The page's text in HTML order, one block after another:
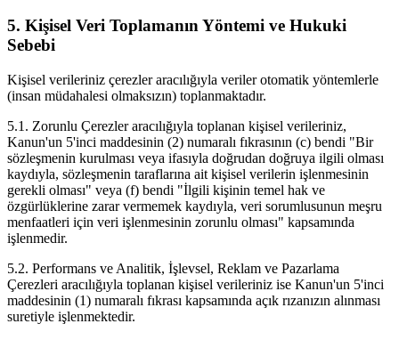
5. Kişisel Veri Toplamanın Yöntemi ve Hukuki
Sebebi
Kişisel verileriniz çerezler aracılığıyla veriler otomatik yöntemlerle
(insan müdahalesi olmaksızın) toplanmaktadır.
5.1. Zorunlu Çerezler aracılığıyla toplanan kişisel verileriniz,
Kanun'un 5'inci maddesinin (2) numaralı fıkrasının (c) bendi "Bir
sözleşmenin kurulması veya ifasıyla doğrudan doğruya ilgili olması
kaydıyla, sözleşmenin taraflarına ait kişisel verilerin işlenmesinin
gerekli olması" veya (f) bendi "İlgili kişinin temel hak ve
özgürlüklerine zarar vermemek kaydıyla, veri sorumlusunun meşru
menfaatleri için veri işlenmesinin zorunlu olması" kapsamında
işlenmedir.
5.2. Performans ve Analitik, İşlevsel, Reklam ve Pazarlama
Çerezleri aracılığıyla toplanan kişisel verileriniz ise Kanun'un 5'inci
maddesinin (1) numaralı fıkrası kapsamında açık rızanızın alınması
suretiyle işlenmektedir.